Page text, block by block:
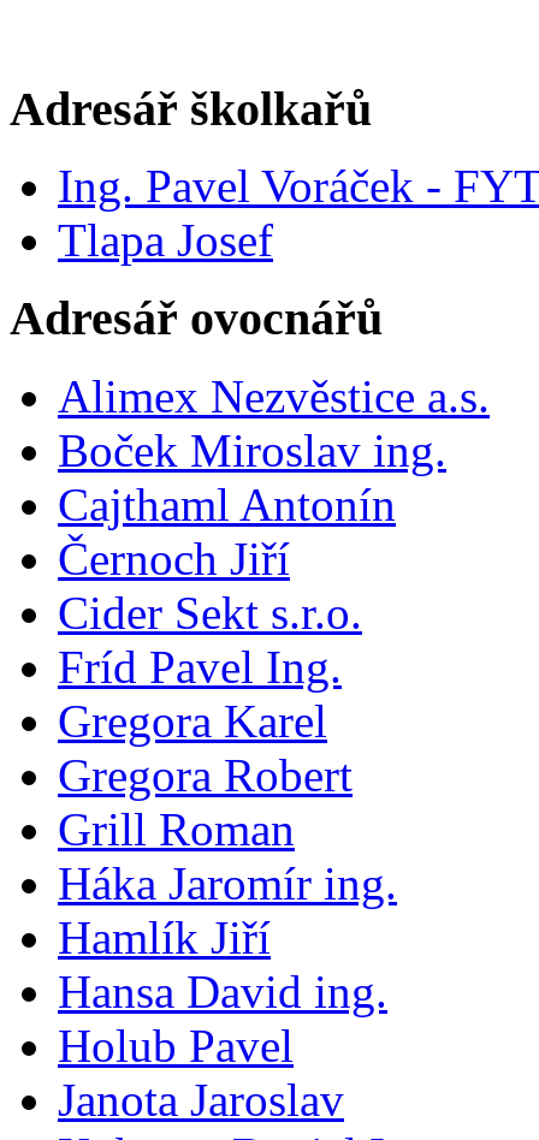
Adresář školkařů
Ing. Pavel Voráček -
Tlapa Josef
Adresář ovocnářů
Alimex Nezvěstice a.s.
Boček Miroslav ing.
Cajthaml Antonín
Černoch Jiří
Cider Sekt s.r.o.
Fríd Pavel Ing.
Gregora Karel
Gregora Robert
Grill Roman
Háka Jaromír ing.
Hamlík Jiří
Hansa David ing.
Holub Pavel
Janota Jaroslav